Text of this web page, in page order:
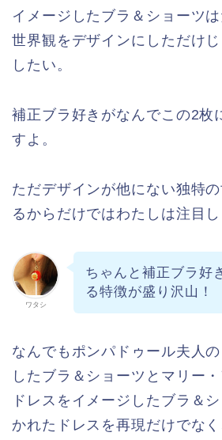
イメージしたブラ＆ショーツ
世界観をデザインにしただけ
したい。
補正ブラ好きがなんでこの2枚
すよ。
ただデザインが他にない独特
るからだけではわたしは注目し
ワタシ
ちゃんと補正ブラ好
る特徴が盛り沢山！
なんでもポンパドゥール夫人
したブラ＆ショーツとマリー
ドレスをイメージしたブラ＆
かれたドレスを再現だけでな